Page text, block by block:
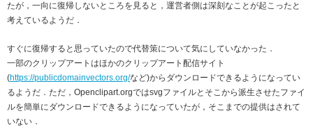
たが，一向に復帰しないところを見ると，運営者側は深刻なことが起こったと
考えているようだ．
すぐに復帰すると思っていたので代替策について気にしていなかった．
一部のクリップアートはほかのクリップアート配信サイト
(https://publicdomainvectors.org/など)からダウンロードできるようになってい
るようだ．ただ，Openclipart.orgではsvgファイルとそこから派生させたファイ
ルを簡単にダウンロードできるようになっていたが，そこまでの提供はされて
いない．